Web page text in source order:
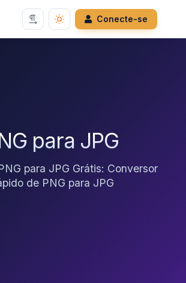
Conecte-se
para JPG
para JPG Grátis: Conversor
de PNG para JPG